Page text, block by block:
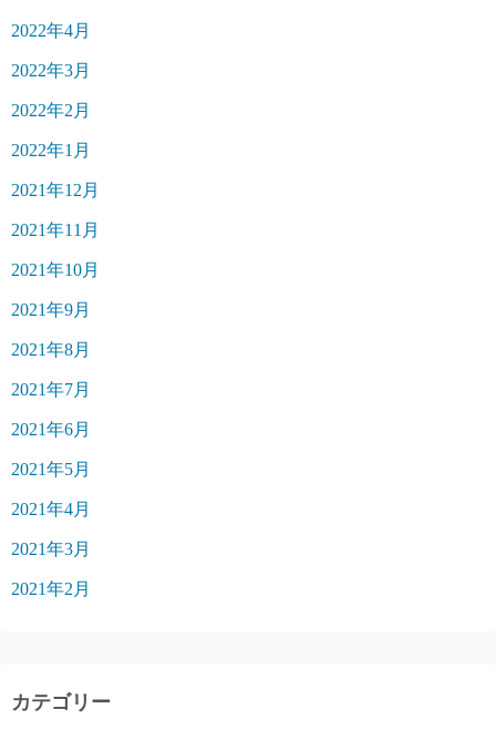
2022年4月
2022年3月
2022年2月
2022年1月
2021年12月
2021年11月
2021年10月
2021年9月
2021年8月
2021年7月
2021年6月
2021年5月
2021年4月
2021年3月
2021年2月
カテゴリー